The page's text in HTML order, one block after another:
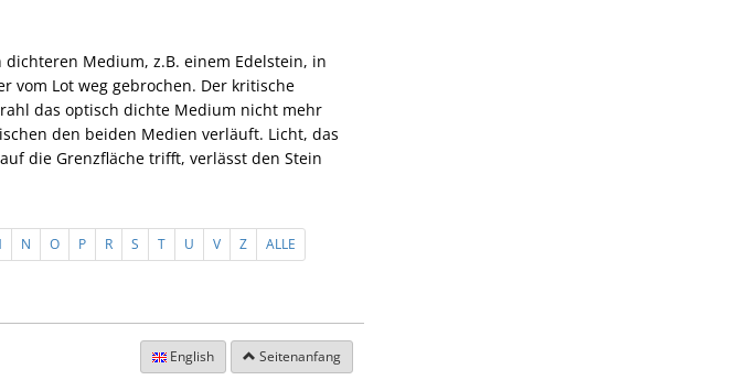
Medium, z.B. einem Edelstein, in
vom Lot weg gebrochen. Der kritische
das optisch dichte Medium nicht mehr
den beiden Medien verläuft. Licht, das
die Grenzfläche trifft, verlässt den Stein
N O P R S T U V Z ALLE
English Seitenanfang